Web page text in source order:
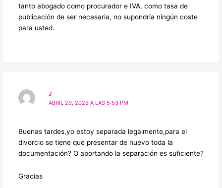
tanto abogado como procurador e IVA, como tasa de
publicación de ser necesaria, no supondría ningún coste
para usted.
J
ABRIL 29, 2023 A LAS 5:53 PM
Buenas tardes,yo estoy separada legalmente,para el
divorcio se tiene que presentar de nuevo toda la
documentación? O aportando la separación es suficiente?
Gracias